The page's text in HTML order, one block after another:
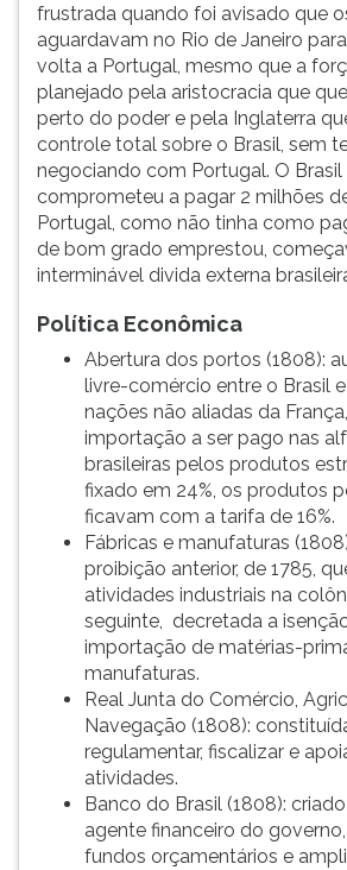
frustrada quando foi avisado que
aguardavam no Rio de Janeiro
volta a Portugal, mesmo que a
planejado pela aristocracia que
perto do poder e pela Inglaterra
controle total sobre o Brasil, sem
negociando com Portugal. O Brasil
comprometeu a pagar 2 milhões
Portugal, como não tinha como
de bom grado emprestou,
interminável divida externa
Política Econômica
Abertura dos portos (1808):
livre-comércio entre o Brasil
nações não aliadas da
importação a ser pago nas
brasileiras pelos produtos
fixado em 24%, os produtos
ficavam com a tarifa de 16%.
Fábricas e manufaturas
proibição anterior, de 1785,
atividades industriais na
seguinte, decretada a
importação de matérias-
manufaturas.
Real Junta do Comércio,
Navegação (1808):
regulamentar, fiscalizar e
atividades.
Banco do Brasil (1808):
agente financeiro do
fundos orçamentários e